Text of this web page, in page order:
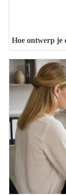
Hoe ontwerp je